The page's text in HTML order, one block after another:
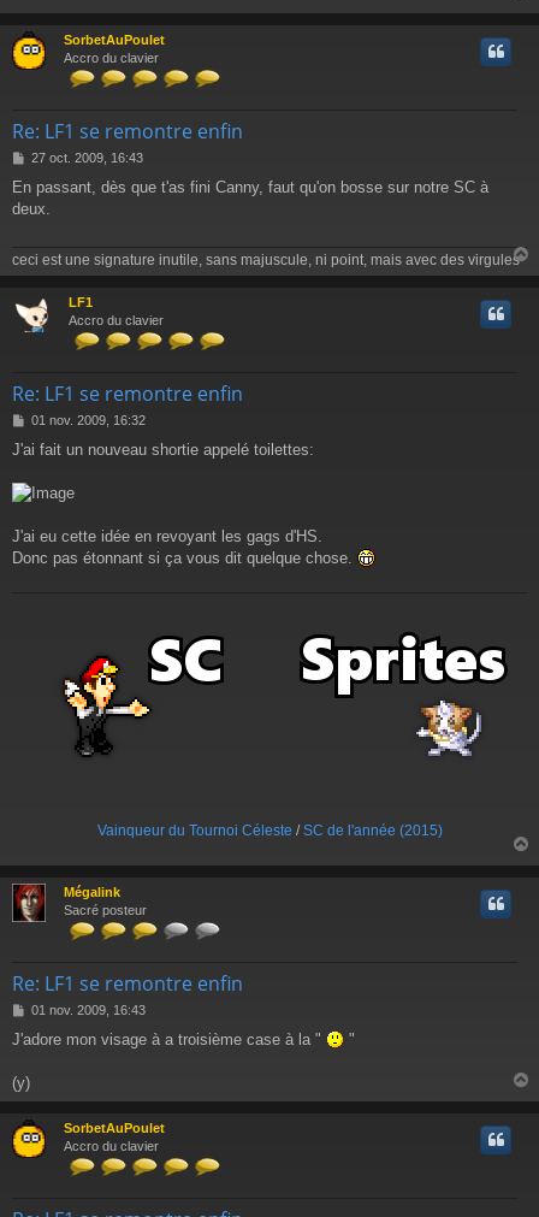
a
SorbetAuPoulet
Accro du clavier
Re: LF1 se remontre enfin
M
s
s
e
27 oct. 2009, 16:43
En passant, dès que t'as fini Canny, faut qu'on bosse sur notre SC à
deux.
ceci est une signature inutile, sans majuscule, ni point, mais avec des virgules
a
LF1
Accro du clavier
Re: LF1 se remontre enfin
M
s
a
e
01 nov. 2009, 16:32
J'ai fait un nouveau shortie appelé toilettes:
J'ai eu cette idée en revoyant les gags d'HS.
Donc pas étonnant si ça vous dit quelque chose.
Vainqueur du Tournoi Céleste /SC de l'année (2015)
a
Mégalink
Sacré posteur
Re: LF1 se remontre enfin
M
s
a
g
e
01 nov. 2009, 16:43
J'adore mon visage à a troisième case à la " "
(y)
a
SorbetAuPoulet
Accro du clavier